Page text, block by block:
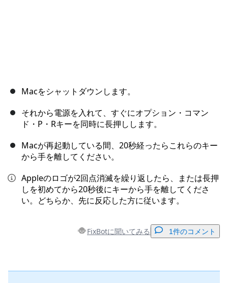
Macをシャットダウンします。
それから電源を入れて、すぐにオプション・コマン
ド・P・Rキーを同時に長押しします。
Macが再起動している間、20秒経ったらこれらのキー
から手を離してください。
Appleのロゴが2回点消滅を繰り返したら、または長押
しを初めてから20秒後にキーから手を離してくださ
い。どちらか、先に反応した方に従います。
FixBotに聞いてみる 1件のコメント